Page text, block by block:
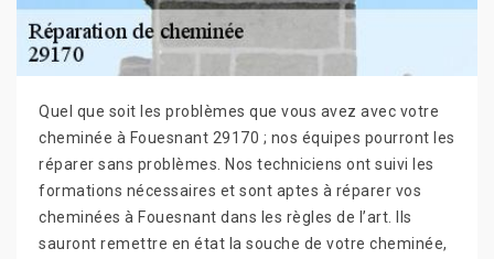
Quel que soit les problèmes que vous avez avec votre
cheminée à Fouesnant 29170 ; nos équipes pourront les
réparer sans problèmes. Nos techniciens ont suivi les
formations nécessaires et sont aptes à réparer vos
cheminées à Fouesnant dans les règles de l’art. Ils
sauront remettre en état la souche de votre cheminée,